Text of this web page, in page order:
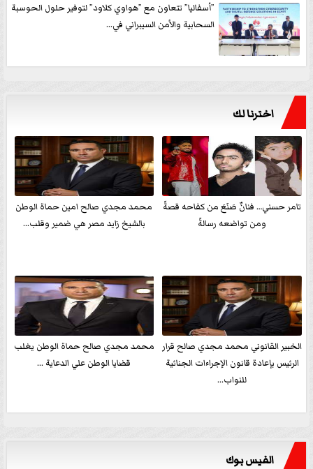
”أسفاليا” تتعاون مع ”هواوي كلاود” لتوفير حلول الحوسبة
السحابية والأمن السيبراني في...
اخترنا لك
تامر حسني… فنانٌ صَنَعَ من كفاحه قصةً
ومن تواضعه رسالةً
محمد مجدي صالح امين حماة الوطن
بالشيخ زايد مصر هي ضمير وقلب...
الخبير القانوني محمد مجدي صالح قرار
الرئيس بإعادة قانون الإجراءات الجنائية
للنواب...
محمد مجدي صالح حماة الوطن يغلب
قضايا الوطن علي الدعاية ...
الفيس بوك